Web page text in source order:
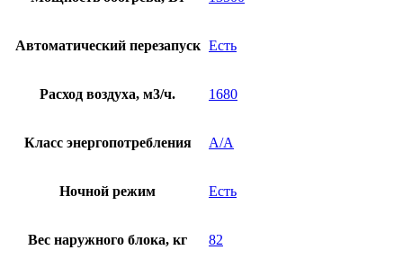
Автоматический перезапуск Есть
Расход воздуха, м3/ч. 1680
Класс энергопотребления A/A
Ночной режим Есть
Вес наружного блока, кг 82